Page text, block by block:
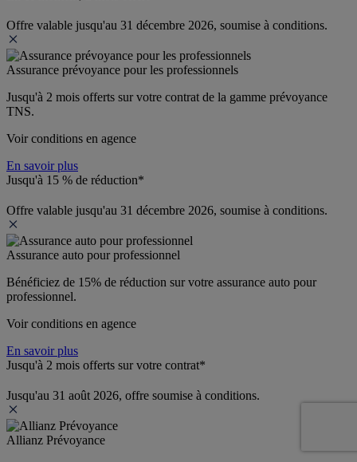
Offre valable jusqu'au 31 décembre 2026, soumise à conditions.
Assurance prévoyance pour les professionnels
Jusqu'à 2 mois offerts sur votre contrat de la gamme prévoyance
TNS.
Voir conditions en agence
En savoir plus
Jusqu'à 15 % de réduction*
Offre valable jusqu'au 31 décembre 2026, soumise à conditions.
Assurance auto pour professionnel
Bénéficiez de 15% de réduction sur votre assurance auto pour
professionnel.
Voir conditions en agence
En savoir plus
Jusqu'à 2 mois offerts sur votre contrat*
Jusqu'au 31 août 2026, offre soumise à conditions.
Allianz Prévoyance